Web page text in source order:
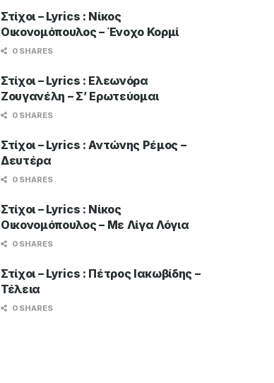
Στίχοι – Lyrics : Νίκος
Οικονομόπουλος – Ένοχο Κορμί
0 SHARES
Στίχοι – Lyrics : Ελεωνόρα
Ζουγανέλη – Σ’ Ερωτεύομαι
0 SHARES
Στίχοι – Lyrics : Αντώνης Ρέμος –
Δευτέρα
0 SHARES
Στίχοι – Lyrics : Νίκος
Οικονομόπουλος – Με Λίγα Λόγια
0 SHARES
Στίχοι – Lyrics : Πέτρος Ιακωβίδης –
Τέλεια
0 SHARES